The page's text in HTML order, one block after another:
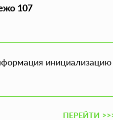
107
инициализацию
ПЕРЕЙТИ